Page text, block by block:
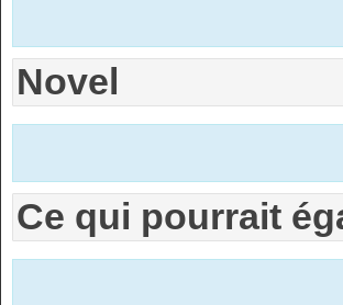
Novel
Ce qui pourrait